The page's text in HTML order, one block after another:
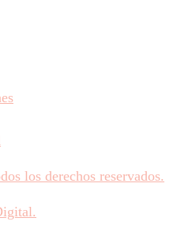
los derechos reservados.